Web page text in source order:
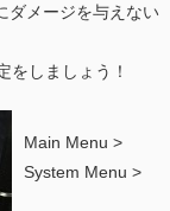
ダメージを与えない
をしましょう！
Main Menu >
System Menu >